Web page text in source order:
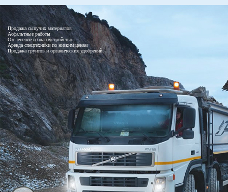
Продажа сыпучих материалов
Асфальтные работы
Озеленение и благоустройство
Аренда спецтехники по низким ценам
Продажа грунтов и органических удобрений